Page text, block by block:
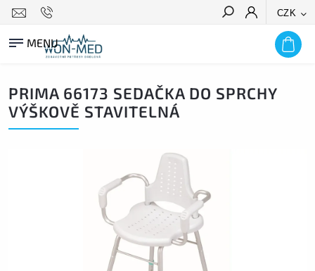
CZK
HLEDAT
PRIMA 66173 SEDAČKA DO SPRCHY
VÝŠKOVĚ STAVITELNÁ